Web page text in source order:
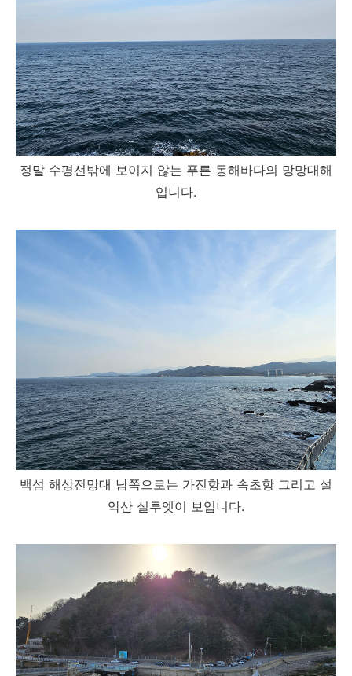
정말 수평선밖에 보이지 않는 푸른 동해바다의 망망대해
입니다.
백섬 해상전망대 남쪽으로는 가진항과 속초항 그리고 설
악산 실루엣이 보입니다.